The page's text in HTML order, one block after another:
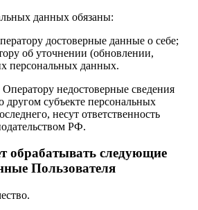
данных обязаны:
достоверные данные о себе;
об уточнении (обновлении,
персональных данных.
недостоверные сведения
другом субъекте персональных
несут ответственность
РФ.
обрабатывать следующие
Пользователя